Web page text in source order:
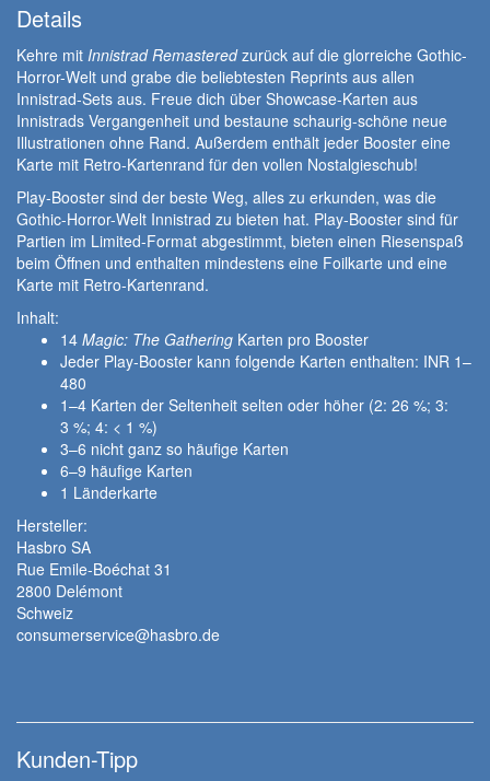
Details
Kehre mit Innistrad Remasteredzurück auf die glorreiche Gothic-
Horror-Welt und grabe die beliebtesten Reprints aus allen
Innistrad-Sets aus. Freue dich über Showcase-Karten aus
Innistrads Vergangenheit und bestaune schaurig-schöne neue
Illustrationen ohne Rand. Außerdem enthält jeder Booster eine
Karte mit Retro-Kartenrand für den vollen Nostalgieschub!
Play-Booster sind der beste Weg, alles zu erkunden, was die
Gothic-Horror-Welt Innistrad zu bieten hat. Play-Booster sind für
Partien im Limited-Format abgestimmt, bieten einen Riesenspaß
beim Öffnen und enthalten mindestens eine Foilkarte und eine
Karte mit Retro-Kartenrand.
Inhalt:
14 Magic: The Gathering Karten pro Booster
Jeder Play-Booster kann folgende Karten enthalten: INR 1–
480
1–4 Karten der Seltenheit selten oder höher (2: 26 %; 3:
3 %; 4: < 1 %)
3–6 nicht ganz so häufige Karten
6–9 häufige Karten
1 Länderkarte
Hersteller:
Hasbro SA
Rue Emile-Boéchat 31
2800 Delémont
Schweiz
consumerservice@hasbro.de
Kunden-Tipp